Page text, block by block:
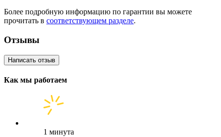
Более подробную информацию по гарантии вы можете
прочитать в соответствующем разделе.
Отзывы
Написать отзыв
Как мы работаем
1 минута